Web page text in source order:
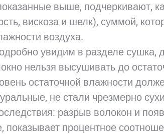
выше, подчеркивают,
вискоза и шелк), суммой,
воздуха.
увидим в разделе
нельзя высушивать до
остаточной влажности
не стали чрезмерно
разрыв волокон и
показывает процентное